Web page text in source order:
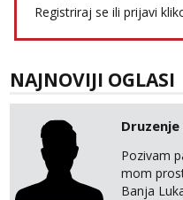
Registriraj se ili prijavi
NAJNOVIJI OGLASI
Pozivam
mom
Banja